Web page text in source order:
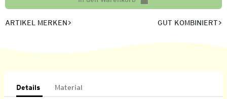
ARTIKEL MERKEN GUT KOMBINIERT
Details Material